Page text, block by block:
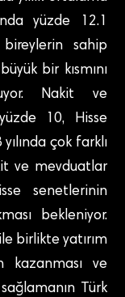
yüzde 12.1
bireylerin sahip
bir kısmını
Nakit ve
10, Hisse
çok farklı
ve mevduatlar
senetlerinin
bekleniyor.
birlikte yatırım
kazanması ve
Türk